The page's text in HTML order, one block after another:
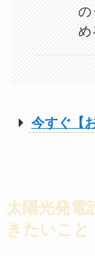
の
め
今すぐ【
太陽光発電
きたいこと